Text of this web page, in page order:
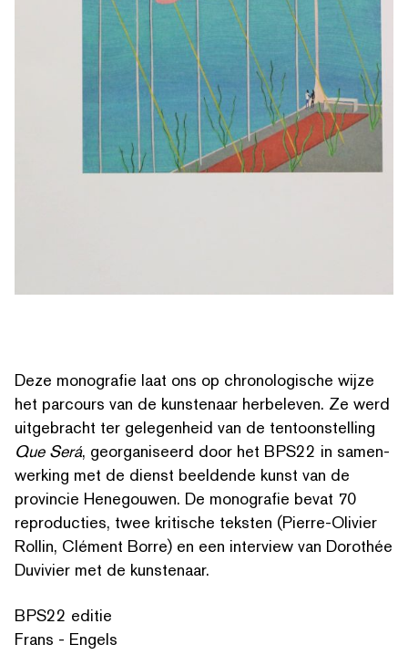
Deze monografie laat ons op chro­nol­o­gis­che wijze
het parcours van de kunstenaar herbeleven. Ze werd
uitgebracht ter gelegenheid van de ten­toon­stelling
Que Será, geor­gan­iseerd door het BPS22 in samen­
werk­ing met de dienst beeldende kunst van de
provincie Henegouwen. De monografie bevat 70
repro­duc­ties, twee kritische teksten (Pierre-Olivier
Rollin, Clément Borre) en een interview van Dorothée
Duvivier met de kunstenaar.
BPS22 editie
Frans - Engels